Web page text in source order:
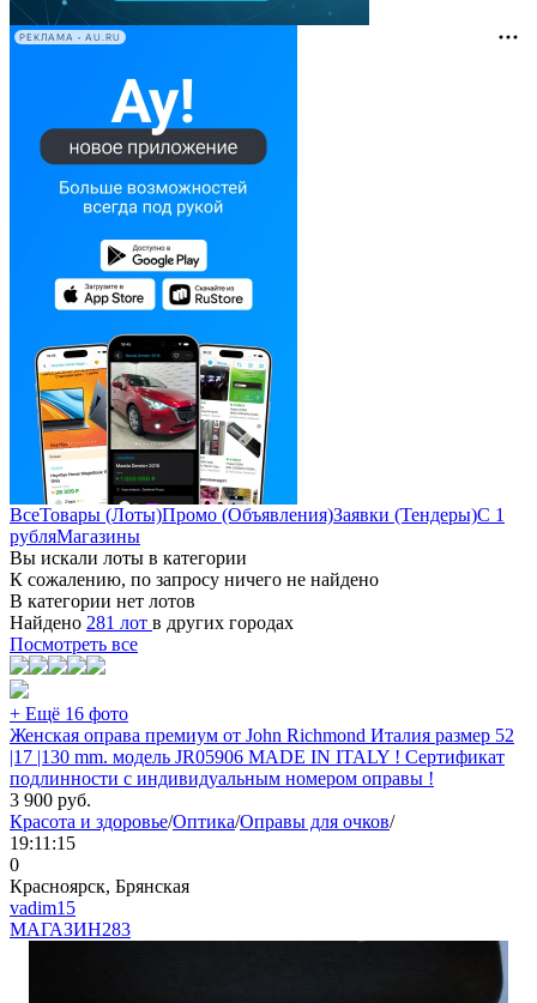
РЕКЛАМА • AU.RU
ВсеТовары (Лоты)Промо (Объявления)Заявки (Тендеры)С 1
рубляМагазины
Вы искали лоты в категории
К сожалению, по запросу ничего не найдено
В категории нет лотов
Найдено 281 лот в других городах
Посмотреть все
+ Ещё 16 фото
Женская оправа премиум от John Richmond Италия размер 52
|17 |130 mm. модель JR05906 MADE IN ITALY ! Сертификат
подлинности с индивидуальным номером оправы !
3 900 руб.
Красота и здоровье/Оптика/Оправы для очков/
19:11:15
0
Красноярск, Брянская
vadim15
МАГАЗИН283